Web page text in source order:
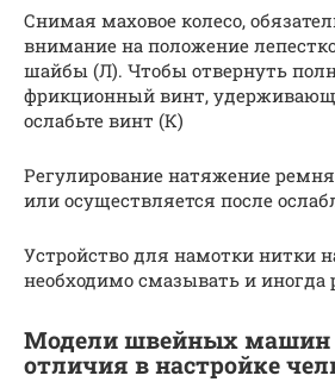
Снимая маховое колесо,
внимание на положение
шайбы (Л). Чтобы отвернуть
фрикционный винт,
ослабьте винт (К)
Регулирование натяжение
или осуществляется после
Устройство для намотки нитки
необходимо смазывать и иногда
Модели швейных машин
отличия в настройке